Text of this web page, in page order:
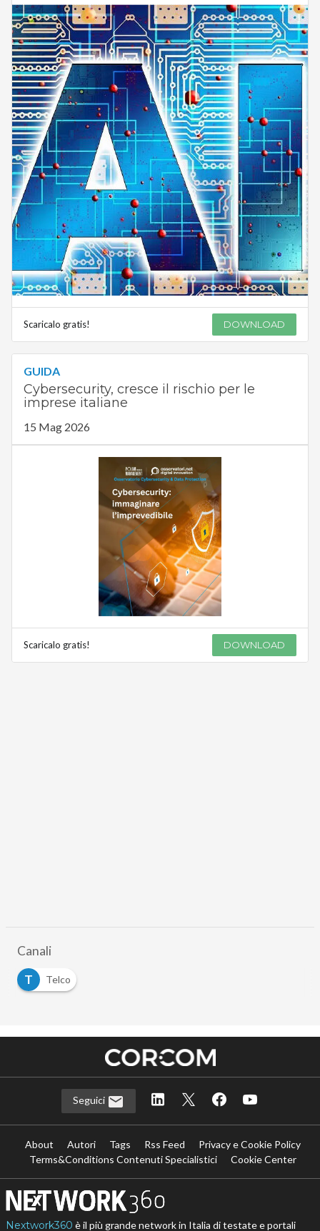
Scaricalo gratis! DOWNLOAD
GUIDA
Cybersecurity, cresce il rischio per le
imprese italiane
15 Mag 2026
Scaricalo gratis! DOWNLOAD
Canali
T
Telco
Seguici
About Autori Tags Rss Feed
Privacy e Cookie Policy
Terms&Conditions Contenuti Specialistici
Cookie Center
Nextwork360 è il più grande network in Italia di testate e portali